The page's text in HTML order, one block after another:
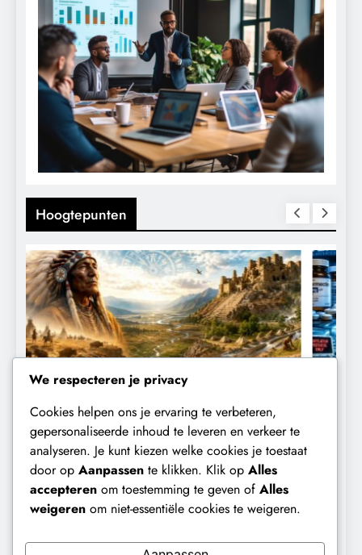
Hoogtepunten
CENSUUR CONTROLE
De medicatie die volgens sommige
kankerpatiënten verborgen blijft voor
hun eigen arts.
We respecteren je privacy
Cookies helpen ons je ervaring te verbeteren,
gepersonaliseerde inhoud te leveren en verkeer te
analyseren. Je kunt kiezen welke cookies je toestaat
door op Aanpassen te klikken. Klik op Alles
accepteren om toestemming te geven of Alles
weigeren om niet-essentiële cookies te weigeren.